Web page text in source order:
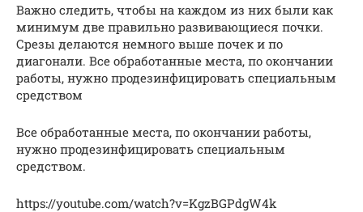
Важно следить, чтобы на каждом из них были как
минимум две правильно развивающиеся почки.
Срезы делаются немного выше почек и по
диагонали. Все обработанные места, по окончании
работы, нужно продезинфицировать специальным
средством
Все обработанные места, по окончании работы,
нужно продезинфицировать специальным
средством.
https://youtube.com/watch?v=KgzBGPdgW4k